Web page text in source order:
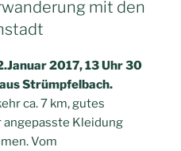
mit den
2017, 13 Uhr 30
Strümpfelbach.
ca. 7 km, gutes
angepasste Kleidung
Vom